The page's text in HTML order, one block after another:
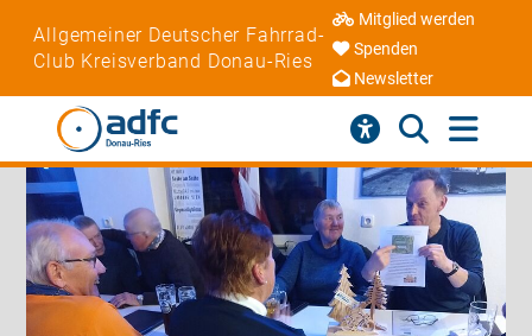
Allgemeiner Deutscher Fahrrad-
Club Kreisverband Donau-Ries
Mitglied werden
Spenden
Newsletter